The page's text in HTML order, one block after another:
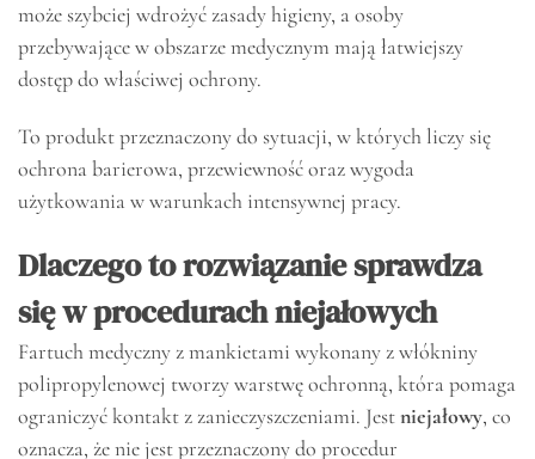
może szybciej wdrożyć zasady higieny, a osoby
przebywające w obszarze medycznym mają łatwiejszy
dostęp do właściwej ochrony.
To produkt przeznaczony do sytuacji, w których liczy się
ochrona barierowa, przewiewność oraz wygoda
użytkowania w warunkach intensywnej pracy.
Dlaczego to rozwiązanie sprawdza
się w procedurach niejałowych
Fartuch medyczny z mankietami wykonany z włókniny
polipropylenowej tworzy warstwę ochronną, która pomaga
ograniczyć kontakt z zanieczyszczeniami. Jestniejałowy, co
oznacza, że nie jest przeznaczony do procedur